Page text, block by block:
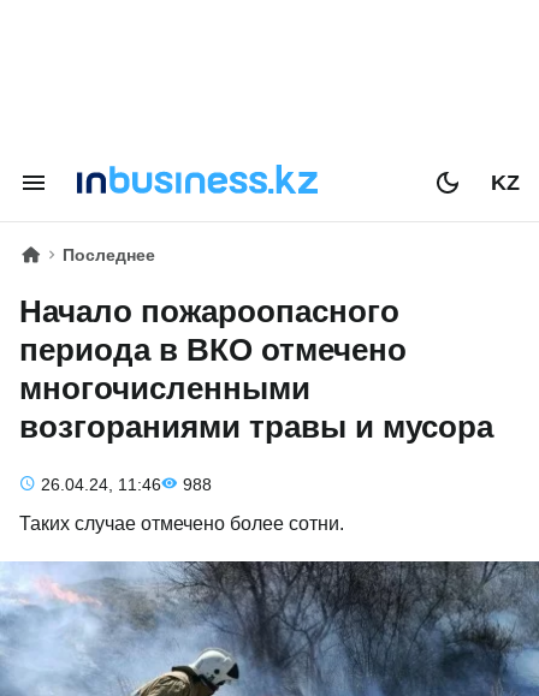
KZ
Последнее
Начало пожароопасного
периода в ВКО отмечено
многочисленными
возгораниями травы и мусора
26.04.24, 11:46 988
Таких случае отмечено более сотни.